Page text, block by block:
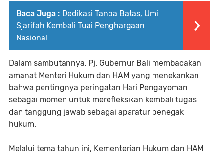
Baca Juga : Dedikasi Tanpa Batas, Umi
Sjarifah Kembali Tuai Penghargaan
Nasional
Dalam sambutannya, Pj. Gubernur Bali membacakan
amanat Menteri Hukum dan HAM yang menekankan
bahwa pentingnya peringatan Hari Pengayoman
sebagai momen untuk merefleksikan kembali tugas
dan tanggung jawab sebagai aparatur penegak
hukum.
Melalui tema tahun ini, Kementerian Hukum dan HAM